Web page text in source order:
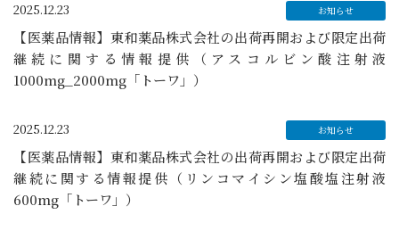
2025.12.23
【医薬品情報】東和薬品株式会社の出荷再開および限定出荷
継続に関する情報提供（アスコルビン酸注射液
1000mg_2000mg「トーワ」）
2025.12.23
【医薬品情報】東和薬品株式会社の出荷再開および限定出荷
継続に関する情報提供（リンコマイシン塩酸塩注射液
600mg「トーワ」）